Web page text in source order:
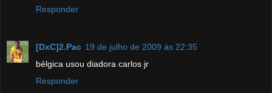
Responder
[DxC]2.Pac 19 de julho de 2009 às 22:35
bélgica usou diadora carlos jr
Responder